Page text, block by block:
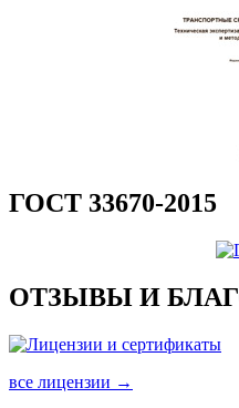
ГОСТ 33670-2015
ОТЗЫВЫ И
все лицензии →